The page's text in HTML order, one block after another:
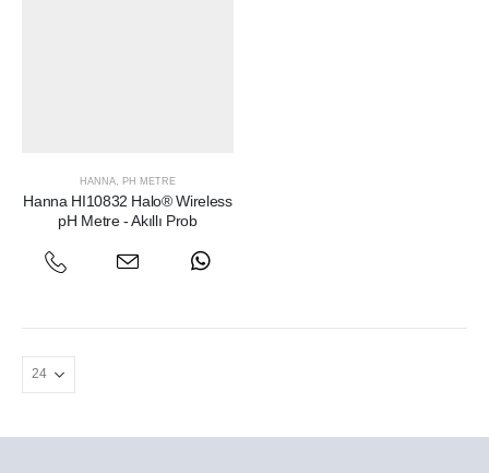
HANNA PH METRE
Hanna HI10832 Halo® Wireless
pH Metre - Akıllı Prob